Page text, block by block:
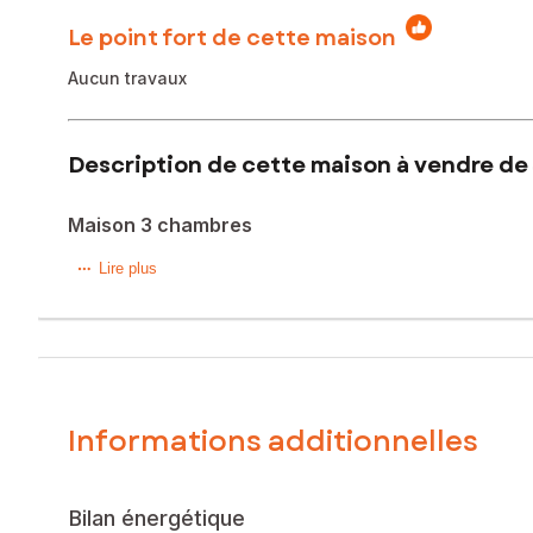
Le point fort de cette maison
Aucun travaux
Description de cette maison à vendre de
Maison 3 chambres
Située dans la commune de Sornay (71500), cette
avec wc séparés. Au sous-sol, vous disposerez d'un
À l'extérieur, la maison dispose d'une terrasse offrant un
Aucun travaux à prévoir!
Lire plus
Informations additionnelles
Bilan énergétique